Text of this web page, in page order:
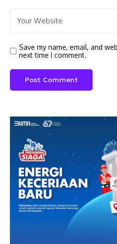
Save my name, email, and
next time I comment.